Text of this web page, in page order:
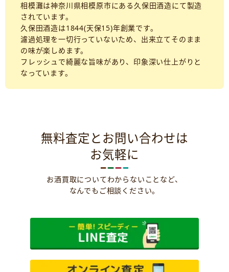
相模灘は神奈川県相模原市にある久保田酒造にて製造
されています。
久保田酒造は1844(天保15)年創業です。
濾過処理を一切行っていないため、出来立てそのまま
の味が楽しめます。
フレッシュで綺麗な旨味があり、印象深い仕上がりと
なっています。
無料査定とお問い合わせは
お気軽に
お酒買取についてわからないことなど、
なんでもご相談ください。